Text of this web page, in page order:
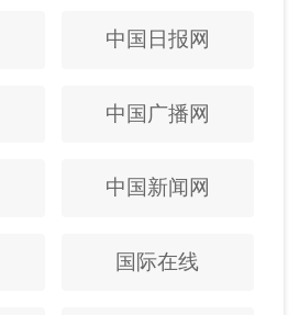
中国日报网
中国广播网
中国新闻网
国际在线